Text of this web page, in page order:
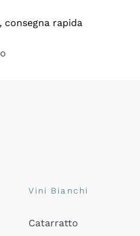
consegna rapida
Vini Bianchi
Catarratto